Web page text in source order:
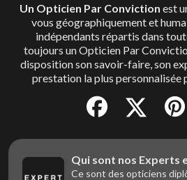
Un Opticien Par Conviction est
vous géographiquement et
indépendants répartis dans
toujours un Opticien Par
disposition son savoir-faire, son
prestation la plus personnalisée
Qui sont nos Experts
Ce sont des opticiens